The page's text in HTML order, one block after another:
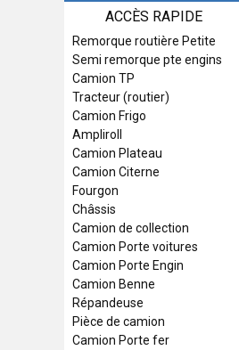
ACCÈS RAPIDE
Remorque routière Petite
Semi remorque pte engins
Camion TP
Tracteur (routier)
Camion Frigo
Ampliroll
Camion Plateau
Camion Citerne
Fourgon
Châssis
Camion de collection
Camion Porte voitures
Camion Porte Engin
Camion Benne
Répandeuse
Pièce de camion
Camion Porte fer